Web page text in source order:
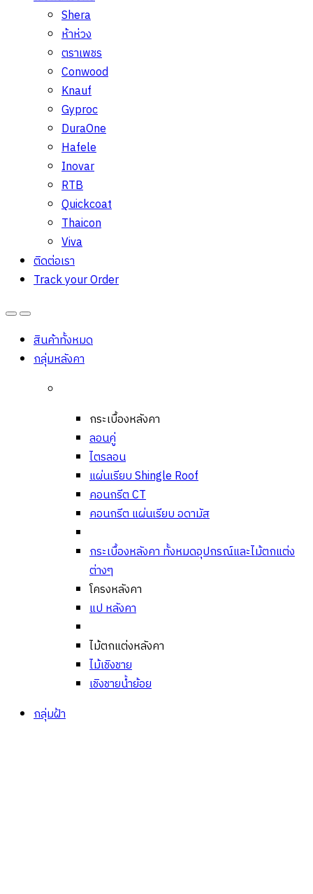
Shera
ห้าห่วง
ตราเพชร
Conwood
Knauf
Gyproc
DuraOne
Hafele
Inovar
RTB
Quickcoat
Thaicon
Viva
ติดต่อเรา
Track your Order
OpenClose
สินค้าทั้งหมด
กลุ่มหลังคา
กระเบื้องหลังคา
ลอนคู่
ไตรลอน
แผ่นเรียบ Shingle Roof
คอนกรีต CT
คอนกรีต แผ่นเรียบ อดามัส
กระเบื้องหลังคา ทั้งหมดอุปกรณ์และไม้ตกแต่ง
ต่างๆ
โครงหลังคา
แป หลังคา
ไม้ตกแต่งหลังคา
ไม้เชิงชาย
เชิงชายน้ำย้อย
กลุ่มฝ้า